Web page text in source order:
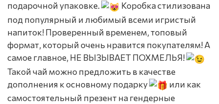
подарочной упаковке.
Коробка стилизована
под популярный и любимый всеми игристый
напиток! Проверенный временем, топовый
формат, который очень нравится покупателям!А
самое главное, НЕ ВЫЗЫВАЕТ ПОХМЕЛЬЯ!
Такой чай можно предложить в качестве
дополнения к основному подарку
или как
самостоятельный презент на гендерные